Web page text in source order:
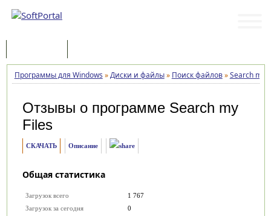
Программы для Windows »Диски и файлы» Поиск файлов»Search my
Отзывы о программе Search my
Files
СКАЧАТЬ Описание
Общая статистика
Загрузок всего
1 767
Загрузок за сегодня
0